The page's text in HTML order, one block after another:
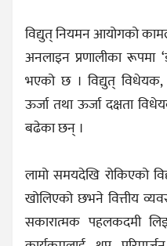
विद्युत् नियमन आयोगको
अनलाइन प्रणालीका रूपमा
भएको छ । विद्युत्
ऊर्जा तथा ऊर्जा दक्षता
बढेका छन् ।
लामो समयदेखि रोकिएको
खोलिएको छभने वित्तीय
सकारात्मक पहलकदमी